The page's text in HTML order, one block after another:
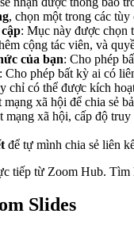
, chọn một trong các tùy
: Mục này được chọn
cộng tác viên, và
của bạn: Cho phép
: Cho phép bất kỳ ai có
chỉ có thể được kích
xã hội để chia sẻ
xã hội, cấp độ
để tự mình chia sẻ liên
tiếp từ Zoom Hub. Tìm
Slides